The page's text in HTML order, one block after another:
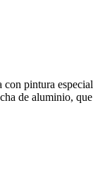
con pintura especial
de aluminio, que